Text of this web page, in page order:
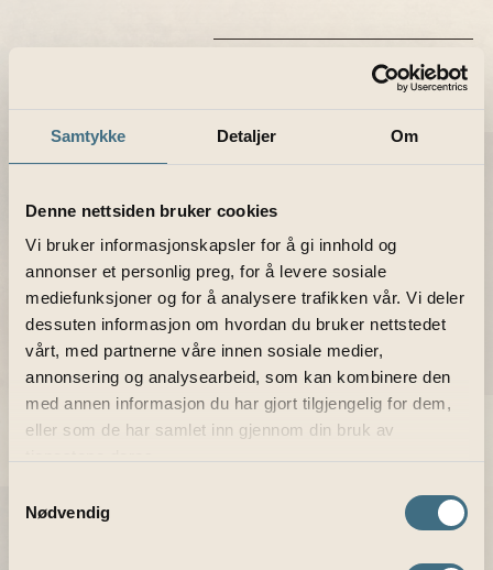
Samtykke Detaljer Om
Denne nettsiden bruker cookies
Vi bruker informasjonskapsler for å gi innhold og
annonser et personlig preg, for å levere sosiale
mediefunksjoner og for å analysere trafikken vår. Vi deler
dessuten informasjon om hvordan du bruker nettstedet
vårt, med partnerne våre innen sosiale medier,
annonsering og analysearbeid, som kan kombinere den
med annen informasjon du har gjort tilgjengelig for dem,
eller som de har samlet inn gjennom din bruk av
Nødvendig
2 stk Madeleines & 2 stk
makroner